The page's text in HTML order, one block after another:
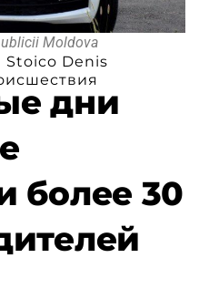
Moldova
Stoico Denis
дни
более 30